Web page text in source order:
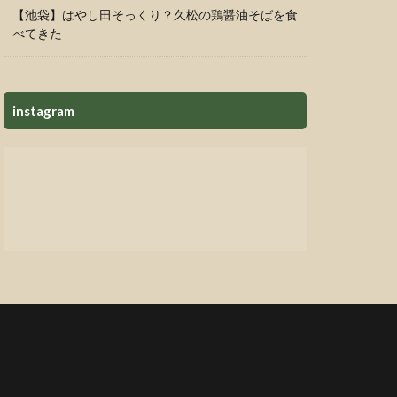
【池袋】はやし田そっくり？久松の鶏醤油そばを食
べてきた
instagram